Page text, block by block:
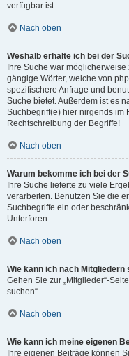
verfügbar ist.
Nach oben
Weshalb erhalte ich bei der
Ihre Suche war
gängige Wörter, welche von
spezifischere Anfrage und
Suche bietet. Außerdem ist es
Suchbegriff(e) hier nirgends im
Rechtschreibung der Begriffe!
Nach oben
Warum bekomme ich bei der
Ihre Suche lieferte zu viele
verarbeiten. Benutzen Sie die
Suchbegriffe ein oder
Unterforen.
Nach oben
Wie kann ich nach Mitgliedern
Gehen Sie zur „Mitglieder“-
suchen“.
Nach oben
Wie kann ich meine eigenen
Ihre eigenen Beiträge können